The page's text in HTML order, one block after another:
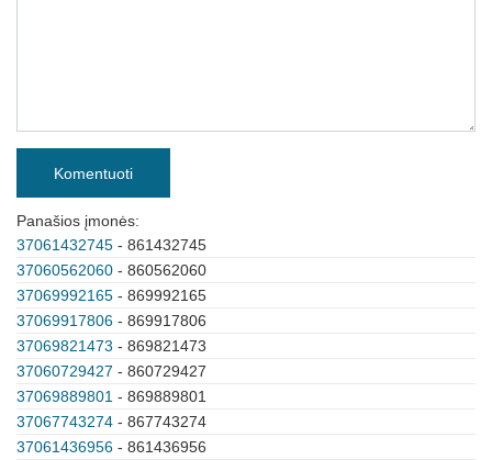
Komentuoti
Panašios įmonės:
37061432745 - 861432745
37060562060 - 860562060
37069992165 - 869992165
37069917806 - 869917806
37069821473 - 869821473
37060729427 - 860729427
37069889801 - 869889801
37067743274 - 867743274
37061436956 - 861436956